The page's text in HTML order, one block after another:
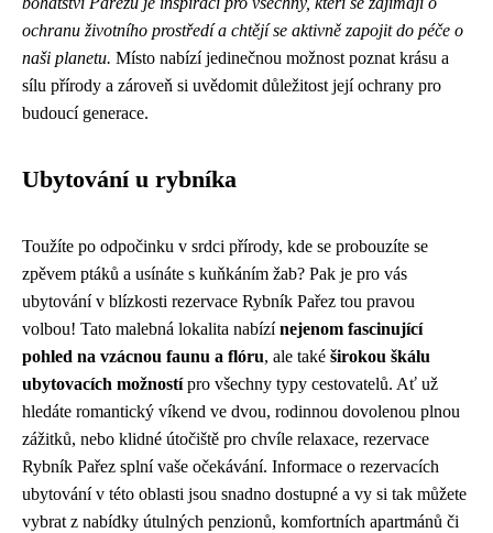
ochranu životního prostředí a chtějí se aktivně zapojit do péče o
naši planetu. Místo nabízí jedinečnou možnost poznat krásu a
sílu přírody a zároveň si uvědomit důležitost její ochrany pro
budoucí generace.
Ubytování u rybníka
Toužíte po odpočinku v srdci přírody, kde se probouzíte se
zpěvem ptáků a usínáte s kuňkáním žab? Pak je pro vás
ubytování v blízkosti rezervace Rybník Pařez tou pravou
volbou! Tato malebná lokalita nabízínejenom fascinující
pohled na vzácnou faunu a flóru, ale také širokou škálu
ubytovacích možnostípro všechny typy cestovatelů. Ať už
hledáte romantický víkend ve dvou, rodinnou dovolenou plnou
zážitků, nebo klidné útočiště pro chvíle relaxace, rezervace
Rybník Pařez splní vaše očekávání. Informace o rezervacích
ubytování v této oblasti jsou snadno dostupné a vy si tak můžete
vybrat z nabídky útulných penzionů, komfortních apartmánů či